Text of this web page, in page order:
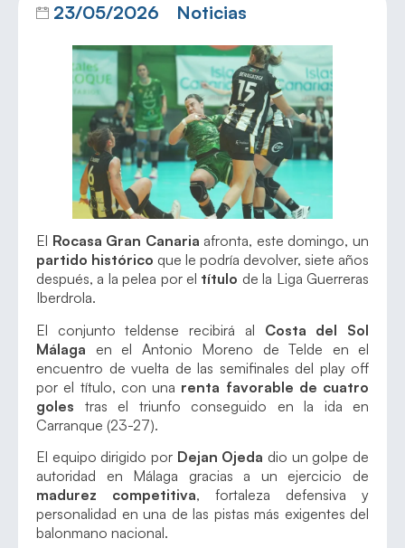
23/05/2026 Noticias
El Rocasa Gran Canaria afronta, este domingo, un
partido histórico que le podría devolver, siete años
después, a la pelea por el título de la Liga Guerreras
Iberdrola.
El conjunto teldense recibirá al Costa del Sol
Málaga en el Antonio Moreno de Telde en el
encuentro de vuelta de las semifinales del play off
por el título, con una renta favorable de cuatro
goles tras el triunfo conseguido en la ida en
Carranque (23-27).
El equipo dirigido por Dejan Ojeda dio un golpe de
autoridad en Málaga gracias a un ejercicio de
madurez competitiva, fortaleza defensiva y
personalidad en una de las pistas más exigentes del
balonmano nacional.